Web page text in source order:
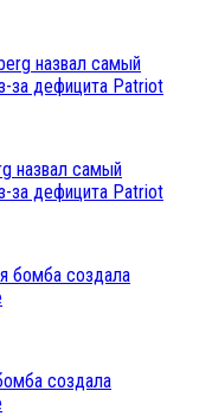
назвал самый
за дефицита Patriot
создала